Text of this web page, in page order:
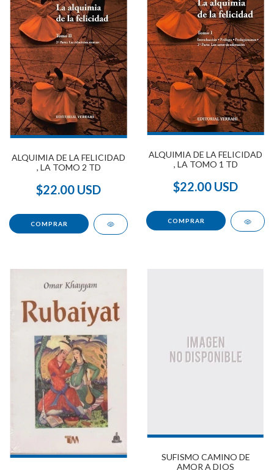
ALQUIMIA DE LA FELICIDAD
, LA TOMO 2 TD
$22.00 USD
ALQUIMIA DE LA FELICIDAD
, LA TOMO 1 TD
$22.00 USD
SUFISMO CAMINO DE
AMOR A DIOS